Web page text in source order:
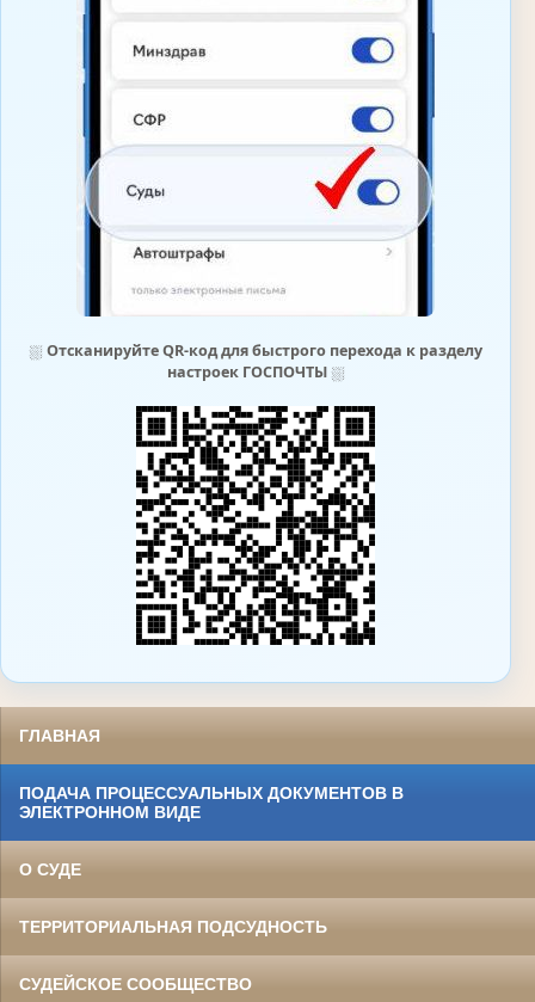
⛆ Отсканируйте QR-код для быстрого перехода к разделу
настроек ГОСПОЧТЫ⛆
ГЛАВНАЯ
ПОДАЧА ПРОЦЕССУАЛЬНЫХ ДОКУМЕНТОВ В
ЭЛЕКТРОННОМ ВИДЕ
О СУДЕ
ТЕРРИТОРИАЛЬНАЯ ПОДСУДНОСТЬ
СУДЕЙСКОЕ СООБЩЕСТВО